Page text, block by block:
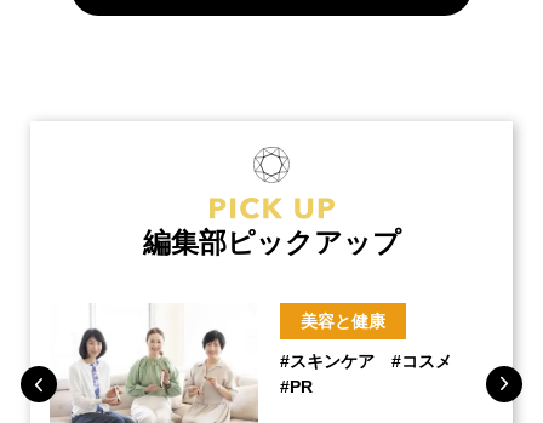
編集部ピックアップ
美容と健康
#スキンケア
#コスメ
#PR